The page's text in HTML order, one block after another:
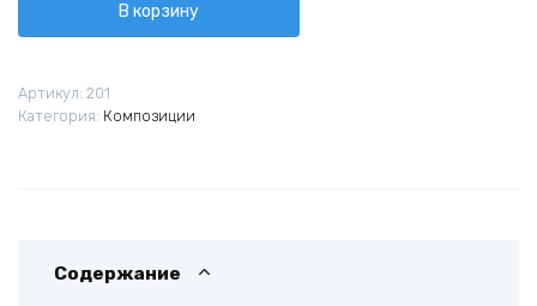
улыбкаВ корзину
Артикул: 201
Категория: Композиции
Содержание